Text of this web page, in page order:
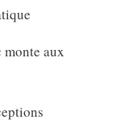
monte aux